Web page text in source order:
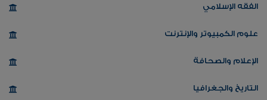
الفقه الإسلامي
علوم الكمبيوتر والإنترنت
الإعلام والصحافة
التاريخ والجغرافيا